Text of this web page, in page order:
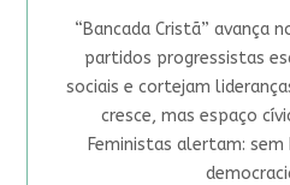
“Bancada Cristã” avança
partidos progressistas
sociais e cortejam
cresce, mas espaço
Feministas alertam: